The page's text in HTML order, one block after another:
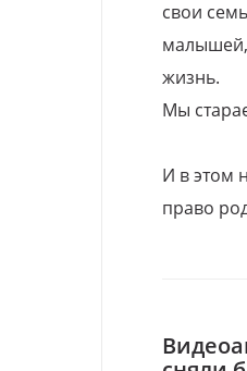
свои
малышей,
жизнь.
Мы
И в этом
право